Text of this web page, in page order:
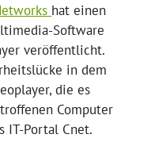
hat einen
Software
veröffentlicht.
in dem
die es
Computer
IT-Portal Cnet.